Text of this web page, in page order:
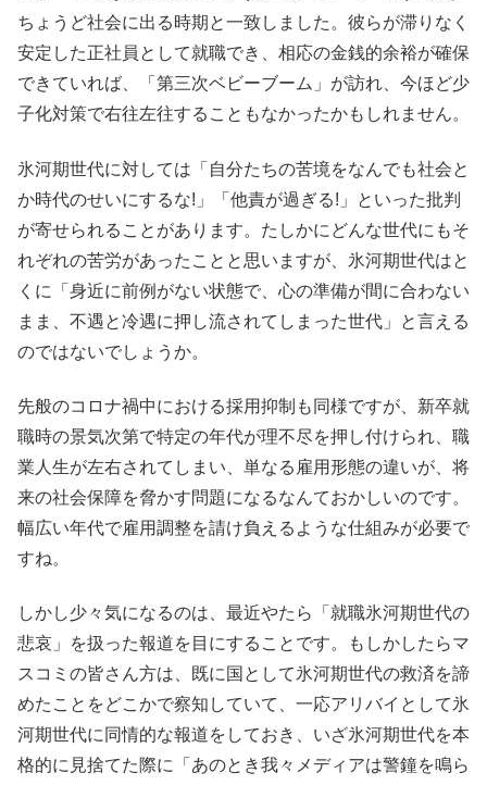
ちょうど社会に出る時期と一致しました。彼らが滞りなく
安定した正社員として就職でき、相応の金銭的余裕が確保
できていれば、「第三次ベビーブーム」が訪れ、今ほど少
子化対策で右往左往することもなかったかもしれません。
氷河期世代に対しては「自分たちの苦境をなんでも社会と
か時代のせいにするな!」「他責が過ぎる!」といった批判
が寄せられることがあります。たしかにどんな世代にもそ
れぞれの苦労があったことと思いますが、氷河期世代はと
くに「身近に前例がない状態で、心の準備が間に合わない
まま、不遇と冷遇に押し流されてしまった世代」と言える
のではないでしょうか。
先般のコロナ禍中における採用抑制も同様ですが、新卒就
職時の景気次第で特定の年代が理不尽を押し付けられ、職
業人生が左右されてしまい、単なる雇用形態の違いが、将
来の社会保障を脅かす問題になるなんておかしいのです。
幅広い年代で雇用調整を請け負えるような仕組みが必要で
すね。
しかし少々気になるのは、最近やたら「就職氷河期世代の
悲哀」を扱った報道を目にすることです。もしかしたらマ
スコミの皆さん方は、既に国として氷河期世代の救済を諦
めたことをどこかで察知していて、一応アリバイとして氷
河期世代に同情的な報道をしておき、いざ氷河期世代を本
格的に見捨てた際に「あのとき我々メディアは警鐘を鳴ら